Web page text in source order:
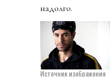
надолго.
Источник изображения